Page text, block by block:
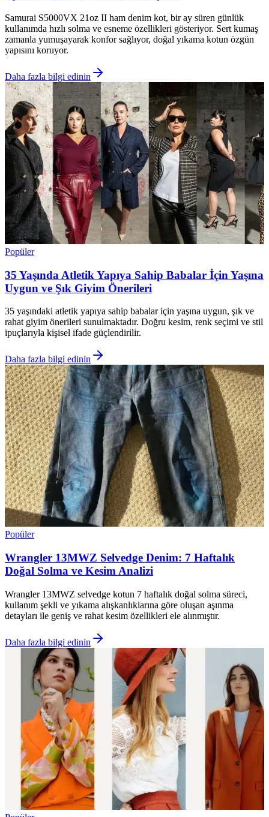
Samurai S5000VX 21oz II ham denim kot, bir ay süren günlük
kullanımda hızlı solma ve esneme özellikleri gösteriyor. Sert kumaş
zamanla yumuşayarak konfor sağlıyor, doğal yıkama kotun özgün
yapısını koruyor.
Daha fazla bilgi edinin
Popüler
35 Yaşında Atletik Yapıya Sahip Babalar İçin Yaşına
Uygun ve Şık Giyim Önerileri
35 yaşındaki atletik yapıya sahip babalar için yaşına uygun, şık ve
rahat giyim önerileri sunulmaktadır. Doğru kesim, renk seçimi ve stil
ipuçlarıyla kişisel ifade güçlendirilir.
Daha fazla bilgi edinin
Popüler
Wrangler 13MWZ Selvedge Denim: 7 Haftalık
Doğal Solma ve Kesim Analizi
Wrangler 13MWZ selvedge kotun 7 haftalık doğal solma süreci,
kullanım şekli ve yıkama alışkanlıklarına göre oluşan aşınma
detayları ile geniş ve rahat kesim özellikleri ele alınmıştır.
Daha fazla bilgi edinin